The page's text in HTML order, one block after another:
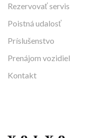
Rezervovať servis
Poistná udalosť
Príslušenstvo
Prenájom vozidiel
Kontakt